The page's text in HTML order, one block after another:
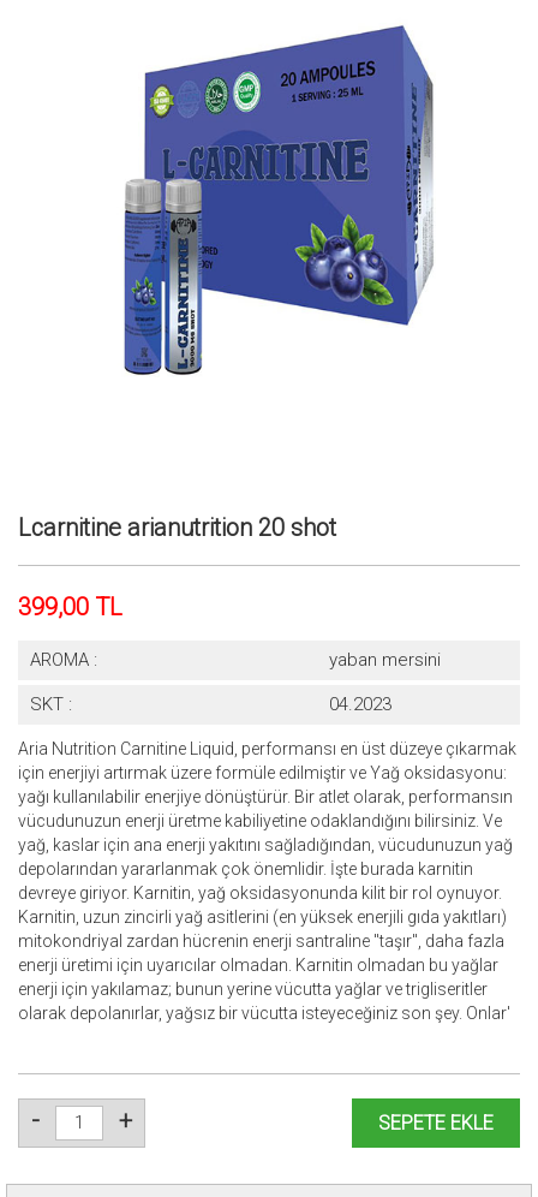
Lcarnitine arianutrition 20 shot
399,00 TL
AROMA : yaban mersini
SKT : 04.2023
Aria Nutrition Carnitine Liquid, performansı en üst düzeye çıkarmak
için enerjiyi artırmak üzere formüle edilmiştir ve Yağ oksidasyonu:
yağı kullanılabilir enerjiye dönüştürür. Bir atlet olarak, performansın
vücudunuzun enerji üretme kabiliyetine odaklandığını bilirsiniz. Ve
yağ, kaslar için ana enerji yakıtını sağladığından, vücudunuzun yağ
depolarından yararlanmak çok önemlidir. İşte burada karnitin
devreye giriyor. Karnitin, yağ oksidasyonunda kilit bir rol oynuyor.
Karnitin, uzun zincirli yağ asitlerini (en yüksek enerjili gıda yakıtları)
mitokondriyal zardan hücrenin enerji santraline "taşır", daha fazla
enerji üretimi için uyarıcılar olmadan. Karnitin olmadan bu yağlar
enerji için yakılamaz; bunun yerine vücutta yağlar ve trigliseritler
olarak depolanırlar, yağsız bir vücutta isteyeceğiniz son şey. Onlar'
- + SEPETE EKLE